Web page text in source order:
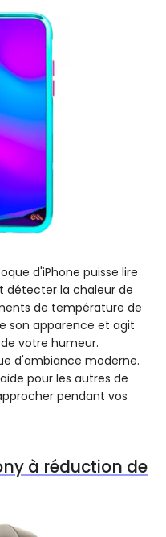
d'iPhone puisse lire
détecter la chaleur de
de température de
son apparence et agit
votre humeur.
d'ambiance moderne.
pour les autres de
pendant vos
à réduction de